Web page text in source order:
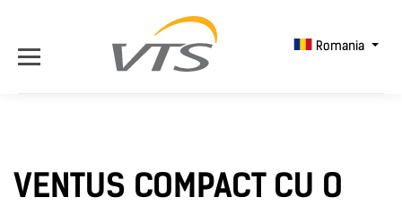
Romania
VENTUS COMPACT CU O